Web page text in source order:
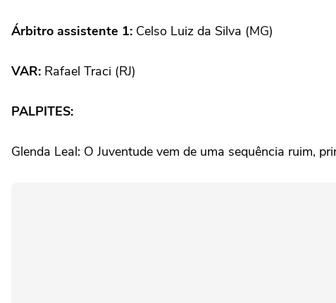
Árbitro assistente 1: Celso Luiz da Silva (MG)
VAR: Rafael Traci (RJ)
PALPITES:
Glenda Leal: O Juventude vem de uma sequência ruim,